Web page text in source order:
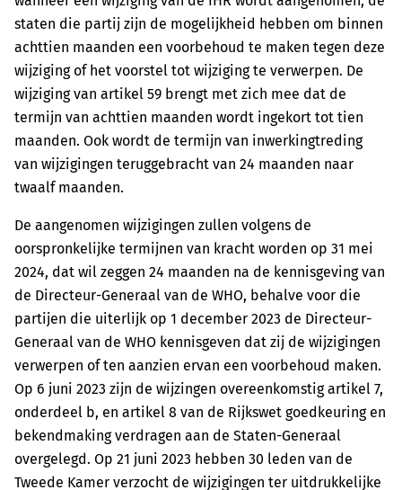
staten die partij zijn de mogelijkheid hebben om binnen
achttien maanden een voorbehoud te maken tegen deze
wijziging of het voorstel tot wijziging te verwerpen. De
wijziging van artikel 59 brengt met zich mee dat de
termijn van achttien maanden wordt ingekort tot tien
maanden. Ook wordt de termijn van inwerkingtreding
van wijzigingen teruggebracht van 24 maanden naar
twaalf maanden.
De aangenomen wijzigingen zullen volgens de
oorspronkelijke termijnen van kracht worden op 31 mei
2024, dat wil zeggen 24 maanden na de kennisgeving van
de Directeur-Generaal van de WHO, behalve voor die
partijen die uiterlijk op 1 december 2023 de Directeur-
Generaal van de WHO kennisgeven dat zij de wijzigingen
verwerpen of ten aanzien ervan een voorbehoud maken.
Op 6 juni 2023 zijn de wijzingen overeenkomstig artikel 7,
onderdeel b, en artikel 8 van de Rijkswet goedkeuring en
bekendmaking verdragen aan de Staten-Generaal
overgelegd. Op 21 juni 2023 hebben 30 leden van de
Tweede Kamer verzocht de wijzigingen ter uitdrukkelijke